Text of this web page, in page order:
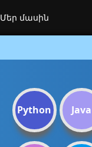
Python Java
Մեր մասին